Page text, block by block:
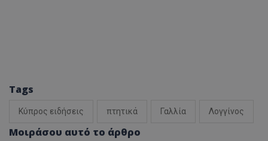
Tags
Κύπρος ειδήσεις πτητικά Γαλλία Λογγίνος
Μοιράσου αυτό το άρθρο